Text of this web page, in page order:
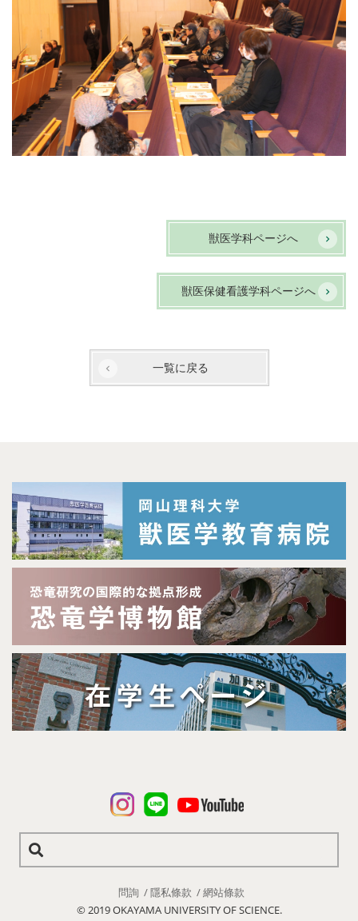
獣医学科ページへ
獣医保健看護学科ページへ
一覧に戻る
問詢 隱私條款
網站條款
© 2019 OKAYAMA UNIVERSITY OF SCIENCE.